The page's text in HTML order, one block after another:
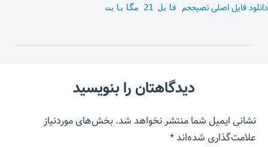
دانلود فایل اصلی نصبحجم فایل 21 مگابایت
دیدگاهتان را بنویسید
نشانی ایمیل شما منتشر نخواهد شد.بخش‌های موردنیاز
علامت‌گذاری شده‌اند*